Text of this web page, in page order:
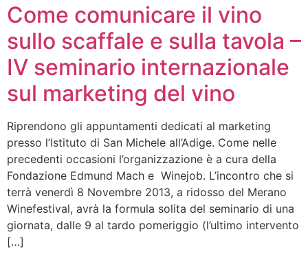
Come comunicare il vino
sullo scaffale e sulla tavola –
IV seminario internazionale
sul marketing del vino
Riprendono gli appuntamenti dedicati al marketing
presso l’Istituto di San Michele all’Adige. Come nelle
precedenti occasioni l’organizzazione è a cura della
Fondazione Edmund Mach e Winejob. L’incontro che si
terrà venerdì 8 Novembre 2013, a ridosso del Merano
Winefestival, avrà la formula solita del seminario di una
giornata, dalle 9 al tardo pomeriggio (l’ultimo intervento
[…]